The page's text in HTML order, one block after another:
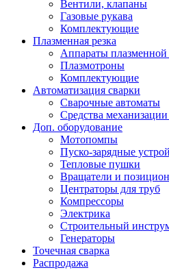
Вентили, клапаны
Газовые рукава
Комплектующие
Плазменная резка
Аппараты плазменной
Плазмотроны
Комплектующие
Автоматизация сварки
Сварочные автоматы
Средства механизации
Доп. оборудование
Мотопомпы
Пуско-зарядные
Тепловые пушки
Вращатели и
Центраторы для труб
Компрессоры
Электрика
Строительный
Генераторы
Точечная сварка
Распродажа